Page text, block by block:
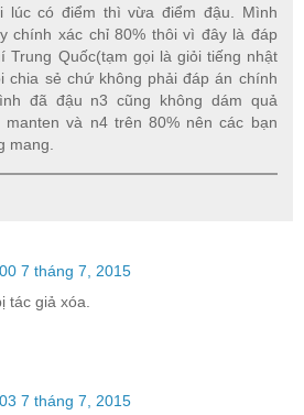
lúc có điểm thì vừa điểm đậu. Mình
chính xác chỉ 80% thôi vì đây là đáp
Trung Quốc(tạm gọi là giỏi tiếng nhật
chia sẻ chứ không phải đáp án chính
đã đậu n3 cũng không dám quả
và n4 trên 80% nên các bạn
mang.
7 tháng 7, 2015
tác giả xóa.
7 tháng 7, 2015